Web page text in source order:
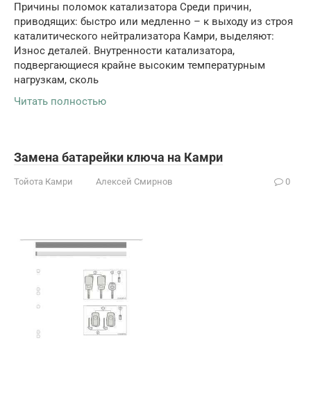
Причины поломок катализатора Среди причин,
приводящих: быстро или медленно – к выходу из строя
каталитического нейтрализатора Камри, выделяют:
Износ деталей. Внутренности катализатора,
подвергающиеся крайне высоким температурным
нагрузкам, сколь
Читать полностью
Замена батарейки ключа на Камри
Тойота Камри Алексей Смирнов 0